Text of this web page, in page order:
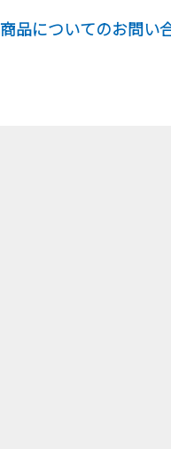
商品についてのお問い